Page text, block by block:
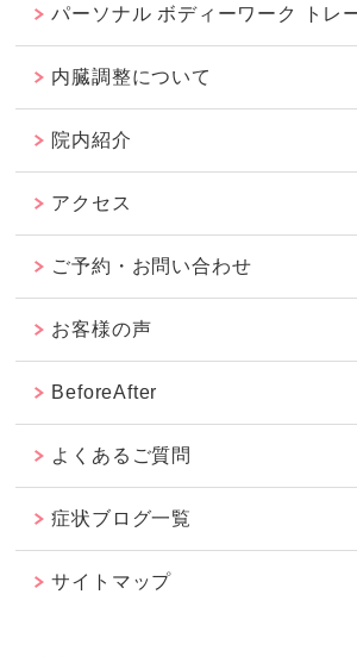
パーソナル ボディーワーク トレ
内臓調整について
院内紹介
アクセス
ご予約・お問い合わせ
お客様の声
BeforeAfter
よくあるご質問
症状ブログ一覧
サイトマップ